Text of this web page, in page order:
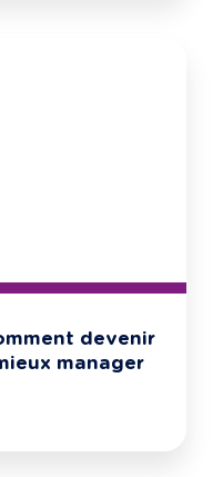
devenir
manager